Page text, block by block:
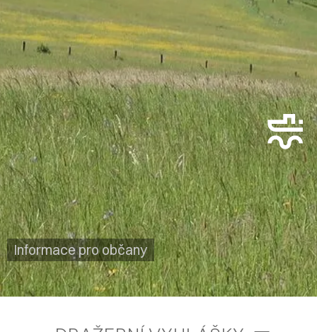
Informace pro občany